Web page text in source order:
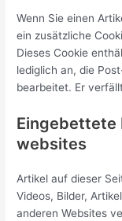
Wenn Sie einen
ein zusätzliche
Dieses Cookie
lediglich an, die
bearbeitet. Er
Eingebettete
websites
Artikel auf dieser
Videos, Bilder,
anderen Websites